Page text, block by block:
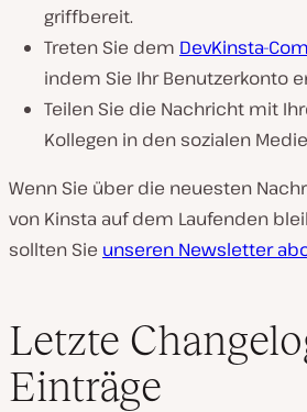
griffbereit.
Treten Sie dem DevKinsta-
indem Sie Ihr Benutzerkonto
Teilen Sie die Nachricht mit
Kollegen in den sozialen
Wenn Sie über die neuesten
von Kinsta auf dem Laufenden
sollten Sie unseren Newsletter
Letzte
Einträge